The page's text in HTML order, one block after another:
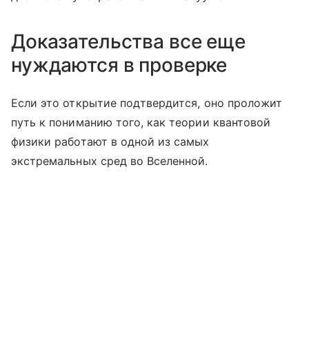
Доказательства все еще
нуждаются в проверке
Если это открытие подтвердится, оно проложит
путь к пониманию того, как теории квантовой
физики работают в одной из самых
экстремальных сред во Вселенной.